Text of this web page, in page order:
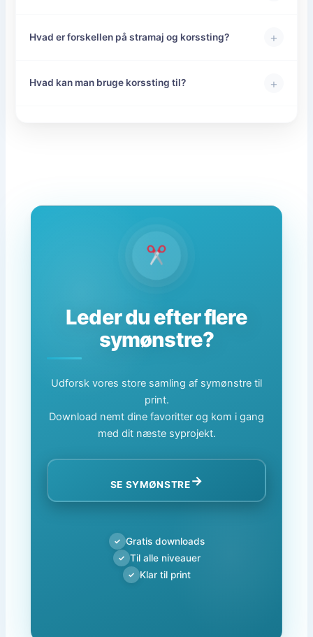
Hvad er forskellen på stramaj og korssting? +
Hvad kan man bruge korssting til? +
Leder du efter flere
symønstre?
Udforsk vores store samling af symønstre til
print.
Download nemt dine favoritter og kom i gang
med dit næste syprojekt.
SE SYMØNSTRE→
✓ Gratis downloads
✓ Til alle niveauer
✓ Klar til print